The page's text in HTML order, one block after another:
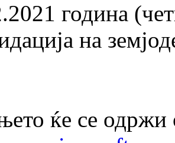
година
на
ќе се одржи